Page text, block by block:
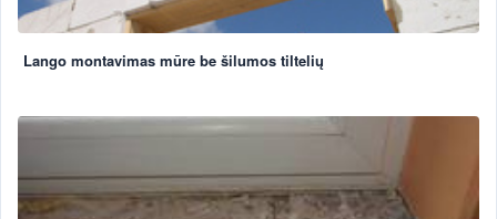
Lango montavimas mūre be šilumos tiltelių